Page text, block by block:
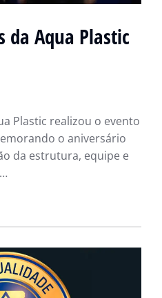
da Aqua Plastic
Plastic realizou o evento
o aniversário
da estrutura, equipe e